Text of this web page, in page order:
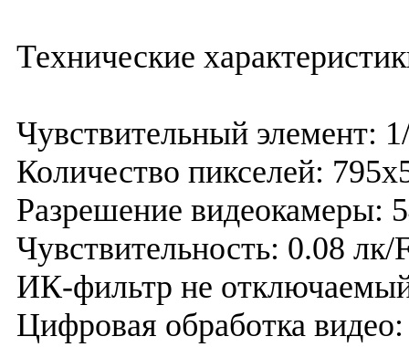
Технические
Чувствительный элемент:
Количество пикселей:
Разрешение видеокамеры:
Чувствительность: 0.08 лк/
ИК-фильтр не
Цифровая обработка